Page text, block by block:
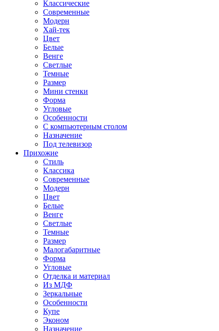
Классические
Современные
Модерн
Хай-тек
Цвет
Белые
Венге
Светлые
Темные
Размер
Мини стенки
Форма
Угловые
Особенности
С компьютерным столом
Назначение
Под телевизор
Прихожие
Стиль
Классика
Современные
Модерн
Цвет
Белые
Венге
Светлые
Темные
Размер
Малогабаритные
Форма
Угловые
Отделка и материал
Из МДФ
Зеркальные
Особенности
Купе
Эконом
Назначение